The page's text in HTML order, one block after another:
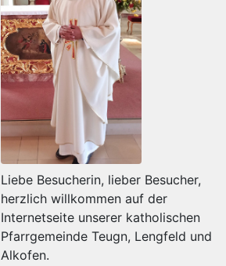
Liebe Besucherin, lieber Besucher,
herzlich willkommen auf der
Internetseite unserer katholischen
Pfarrgemeinde Teugn, Lengfeld und
Alkofen.